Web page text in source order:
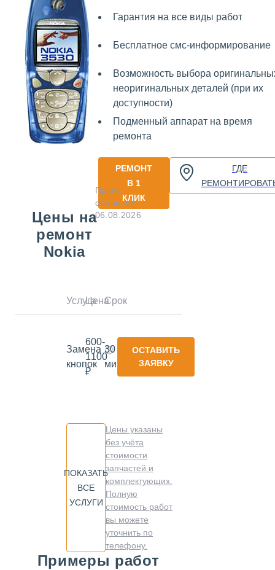
Гарантия на все виды работ
Бесплатное смс-информирование
Возможность выбора
неоригинальных деталей (при их
доступности)
Подменный аппарат на время
ремонта
РЕМОНТ
В 1
КЛИК
ГДЕ
Цены на
ремонт
Nokia
Прайс
обновлен
06.08.2026
УслугаЦенаСрок
Замена
кнопок
600-
1100
₽
30
минут
ОСТАВИТЬ
ЗАЯВКУ
ПОКАЗАТЬ
ВСЕ
УСЛУГИ
Цены указаны
без учёта
стоимости
запчастей и
комплектующих.
Полную
стоимость работ
вы можете
уточнить по
телефону.
Примеры работ